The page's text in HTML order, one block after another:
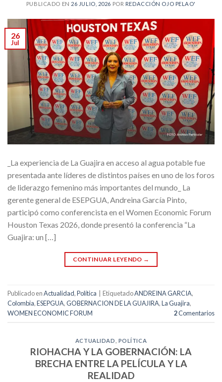
PUBLICADO EN 26 JULIO, 2026 POR REDACCIÓN OJO PELAO'
26
Jul
_La experiencia de La Guajira en acceso al agua potable fue
presentada ante líderes de distintos países en uno de los foros
de liderazgo femenino más importantes del mundo_ La
gerente general de ESEPGUA, Andreina García Pinto,
participó como conferencista en el Women Economic Forum
Houston Texas 2026, donde presentó la conferencia “La
Guajira: un […]
CONTINUAR LEYENDO →
Publicado enActualidad,Política EtiquetadoANDREINA GARCIA,
Colombia,ESEPGUA,GOBERNACION DE LA GUAJIRA,La Guajira,
WOMEN ECONOMIC FORUM
2Comentarios
ACTUALIDAD POLÍTICA
RIOHACHA Y LA GOBERNACIÓN: LA
BRECHA ENTRE LA PELÍCULA Y LA
REALIDAD